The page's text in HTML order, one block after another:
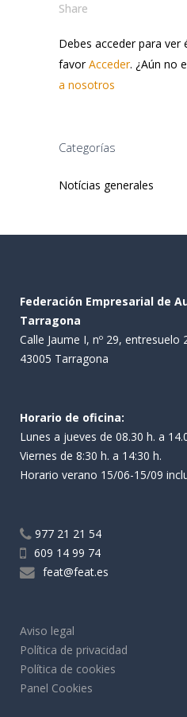
Share
Debes acceder para ver
favorAcceder. ¿Aún no
a nosotros
Categorías
Notícias generales
Federación Empresarial de
Tarragona
Calle Jaume I, nº 29, entresuelo
43005 Tarragona
Horario de oficina:
Lunes a jueves de 08.30 h. a
Viernes de 8:30 h. a 14:30 h.
Horario verano 15/06-15/09
977 21 21 54
609 14 99 74
feat@feat.es
Aviso legal
Política de privacidad
Política de cookies
Panel Cookies